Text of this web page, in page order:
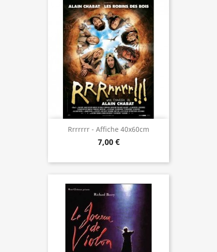
Rrrrrrr - Affiche 40x60cm
7,00 €